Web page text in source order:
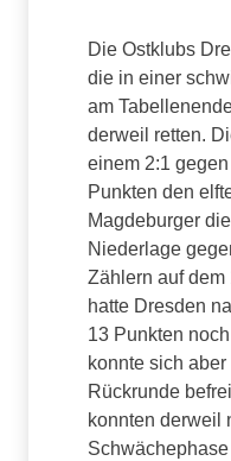
Die Ostklubs
die in einer
am
derweil retten.
einem 2:1
Punkten den
Magdeburger
Niederlage
Zählern auf
hatte Dresden
13 Punkten
konnte sich
Rückrunde
konnten derweil